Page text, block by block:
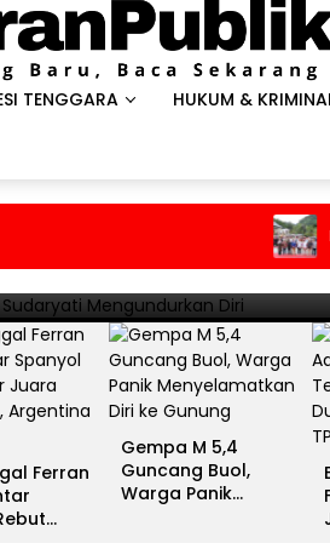
TENGGARA HUKUM &
Harapan
Antar Spanyol
Gigit Jari
Ferran
Gempa M 5,4
Guncang Buol,
Warga Panik